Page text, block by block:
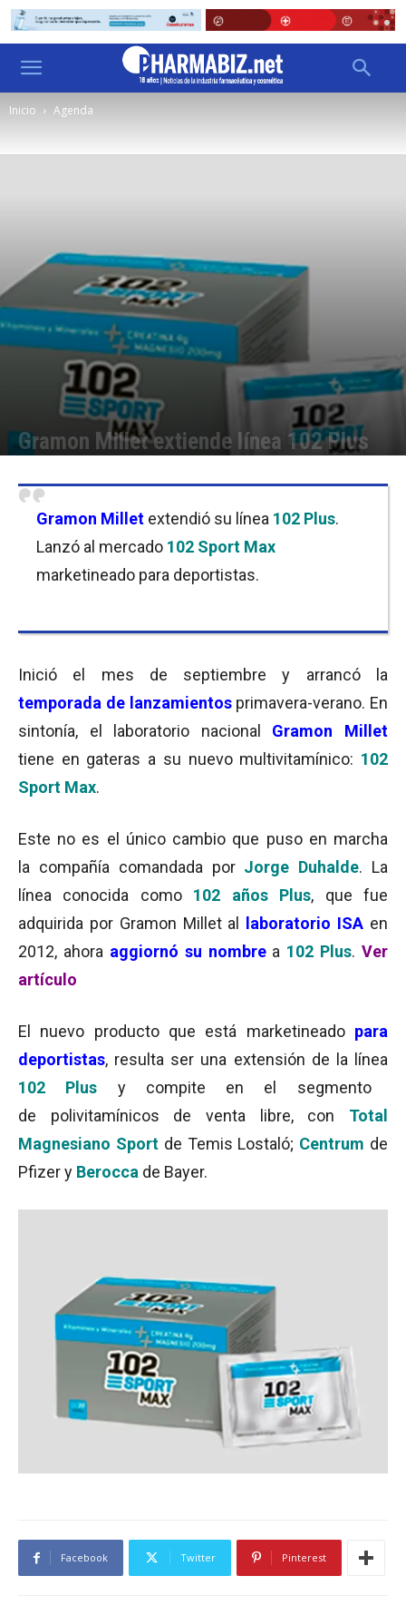
Inicio Agenda
Gramon Millet extiende línea 102 Plus
Gramon Millet extendió su línea 102 Plus.
Lanzó al mercado 102 Sport Max
marketineado para deportistas.
Inició el mes de septiembre y arrancó la
temporada de lanzamientos primavera-verano. En
sintonía, el laboratorio nacional
Gramon Millet
tiene en gateras a su nuevo multivitamínico: 102
Sport Max.
Este no es el único cambio que puso en marcha
la compañía comandada por Jorge Duhalde. La
línea conocida como 102 años Plus, que fue
adquirida por Gramon Millet al
laboratorio ISA en
2012, ahora aggiornó su nombrea 102 Plus. Ver
artículo
El nuevo producto que está marketineado para
deportistas, resulta ser una extensión de la línea
102 Plus y compite en el segmento
de polivitamínicos de venta libre, con Total
Magnesiano Sportde Temis Lostaló; Centrum de
Pfizer y Berocca de Bayer.
Facebook Twitter Pinterest